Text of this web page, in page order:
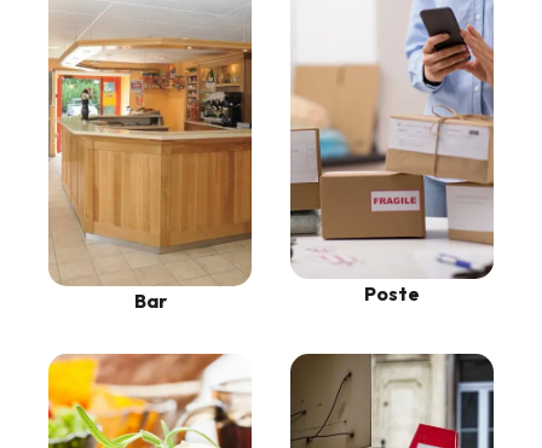
Bar Poste